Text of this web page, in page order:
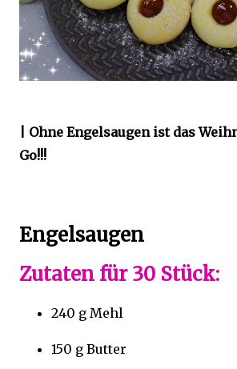
| Ohne Engelsaugen ist das
Go!!!
Engelsaugen
Zutaten für 30 Stück:
240 g Mehl
150 g Butter